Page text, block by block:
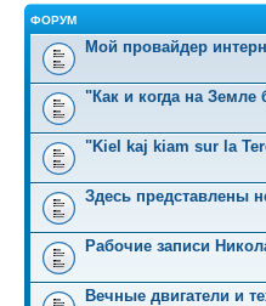
ФОРУМ
Мой провайдер
"Как и когда на
"Kiel kaj kiam sur la
Здесь представлены
Рабочие записи
Вечные двигатели и